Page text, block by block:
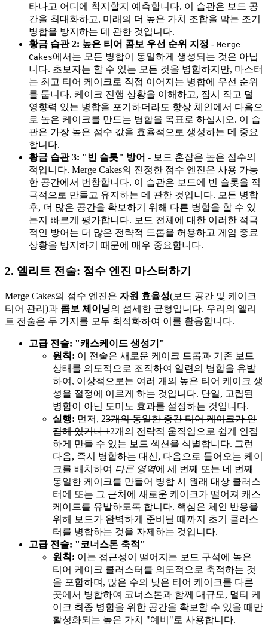
타나고 어디에 착지할지 예측합니다. 이 습관은 보드 공
간을 최대화하고, 미래의 더 높은 가치 조합을 막는 조기
병합을 방지하는 데 관한 것입니다.
황금 습관 2: 높은 티어 콤보 우선 순위 지정 - Merge
Cakes에서는 모든 병합이 동일하게 생성되는 것은 아닙
니다. 초보자는 할 수 있는 모든 것을 병합하지만, 마스터
는 최고 티어 케이크로 직접 이어지는 병합에 우선 순위
를 둡니다. 케이크 진행 상황을 이해하고, 잠시 작고 덜
영향력 있는 병합을 포기하더라도 항상 체인에서 다음으
로 높은 케이크를 만드는 병합을 목표로 하십시오. 이 습
관은 가장 높은 점수 값을 효율적으로 생성하는 데 중요
합니다.
황금 습관 3: "빈 슬롯" 방어 - 보드 혼잡은 높은 점수의
적입니다. Merge Cakes의 진정한 점수 엔진은 사용 가능
한 공간에서 번창합니다. 이 습관은 보드에 빈 슬롯을 적
극적으로 만들고 유지하는 데 관한 것입니다. 모든 병합
후, 더 많은 공간을 확보하기 위해 다른 병합을 할 수 있
는지 빠르게 평가합니다. 보드 전체에 대한 이러한 적극
적인 방어는 더 많은 전략적 드롭을 허용하고 게임 종료
상황을 방지하기 때문에 매우 중요합니다.
2. 엘리트 전술: 점수 엔진 마스터하기
Merge Cakes의 점수 엔진은 자원 효율성(보드 공간 및 케이크
티어 관리)과 콤보 체이닝의 섬세한 균형입니다. 우리의 엘리
트 전술은 두 가지를 모두 최적화하여 이를 활용합니다.
고급 전술: "캐스케이드 생성기"
원칙: 이 전술은 새로운 케이크 드롭과 기존 보드
상태를 의도적으로 조작하여 일련의 병합을 유발
하여, 이상적으로는 여러 개의 높은 티어 케이크 생
성을 절정에 이르게 하는 것입니다. 단일, 고립된
병합이 아닌 도미노 효과를 설정하는 것입니다.
실행: 먼저, 23개의 동일한 중간 티어 케이크가 인
접해 있거나 12개의 전략적 움직임으로 쉽게 인접
하게 만들 수 있는 보드 섹션을 식별합니다. 그런
다음, 즉시 병합하는 대신, 다음으로 들어오는 케이
크를 배치하여 다른 영역에 세 번째 또는 네 번째
동일한 케이크를 만들어 병합 시 원래 대상 클러스
터에 또는 그 근처에 새로운 케이크가 떨어져 캐스
케이드를 유발하도록 합니다. 핵심은 체인 반응을
위해 보드가 완벽하게 준비될 때까지 초기 클러스
터를 병합하는 것을 자제하는 것입니다.
고급 전술: "코너스톤 축적"
원칙: 이는 접근성이 떨어지는 보드 구석에 높은
티어 케이크 클러스터를 의도적으로 축적하는 것
을 포함하며, 많은 수의 낮은 티어 케이크를 다른
곳에서 병합하여 코너스톤과 함께 대규모, 멀티 케
이크 최종 병합을 위한 공간을 확보할 수 있을 때만
활성화되는 높은 가치 "예비"로 사용합니다.